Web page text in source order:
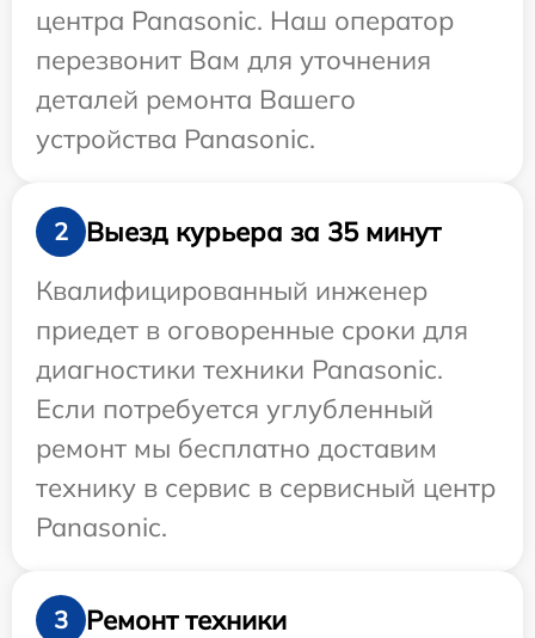
центра Panasonic. Наш оператор
перезвонит Вам для уточнения
деталей ремонта Вашего
устройства Panasonic.
2
Выезд курьера за 35 минут
Квалифицированный инженер
приедет в оговоренные сроки для
диагностики техники Panasonic.
Если потребуется углубленный
ремонт мы бесплатно доставим
технику в сервис в сервисный центр
Panasonic.
3 Ремонт техники